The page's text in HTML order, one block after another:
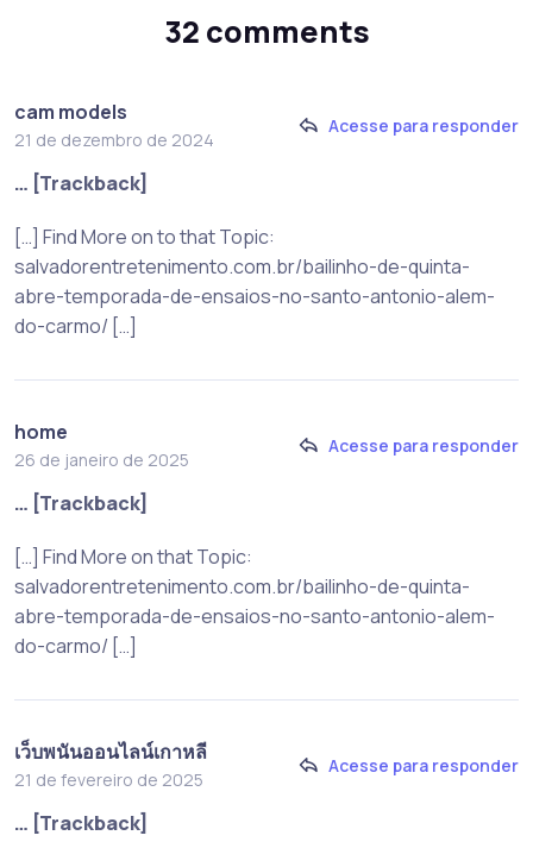
32 comments
cam models
21 de dezembro de 2024
Acesse para responder
… [Trackback]
[…] Find More on to that Topic:
salvadorentretenimento.com.br/bailinho-de-quinta-
abre-temporada-de-ensaios-no-santo-antonio-alem-
do-carmo/ […]
home
26 de janeiro de 2025
Acesse para responder
… [Trackback]
[…] Find More on that Topic:
salvadorentretenimento.com.br/bailinho-de-quinta-
abre-temporada-de-ensaios-no-santo-antonio-alem-
do-carmo/ […]
เว็บพนันออนไลน์เกาหลี
21 de fevereiro de 2025
Acesse para responder
… [Trackback]